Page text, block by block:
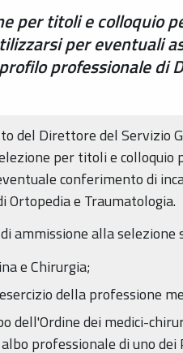
per titoli e colloquio
per eventuali
professionale di
del Direttore del Servizio
per titoli e colloquio
conferimento di
Ortopedia e Traumatologia.
ammissione alla selezione
e Chirurgia;
della professione
dell'Ordine dei medici-
professionale di uno dei